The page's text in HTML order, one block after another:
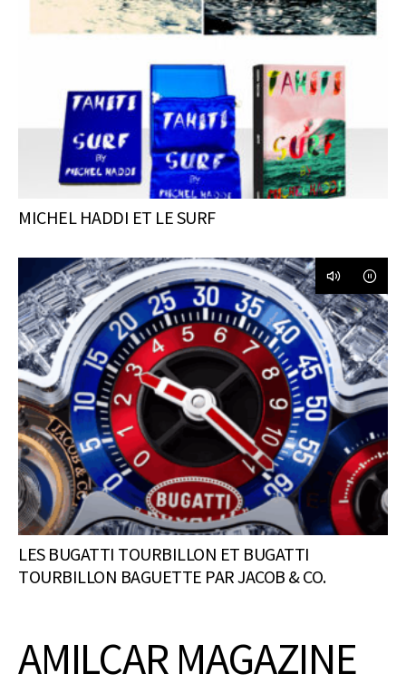
MICHEL HADDI ET LE SURF
LES BUGATTI TOURBILLON ET BUGATTI
TOURBILLON BAGUETTE PAR JACOB & CO.
AMILCAR MAGAZINE